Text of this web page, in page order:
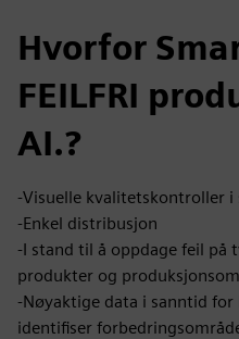
Hvorfor
FEILFRI
AI.?
-Visuelle kvalitetskontroller i
-Enkel distribusjon
-I stand til å oppdage feil på
produkter og
-Nøyaktige data i sanntid
identifiser